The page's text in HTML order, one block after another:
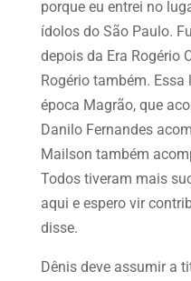
porque eu entrei no
ídolos do São Paulo.
depois da Era Rogério
Rogério também.
época Magrão, que
Danilo Fernandes
Mailson também
Todos tiveram mais
aqui e espero vir
disse.
Dênis deve assumir a